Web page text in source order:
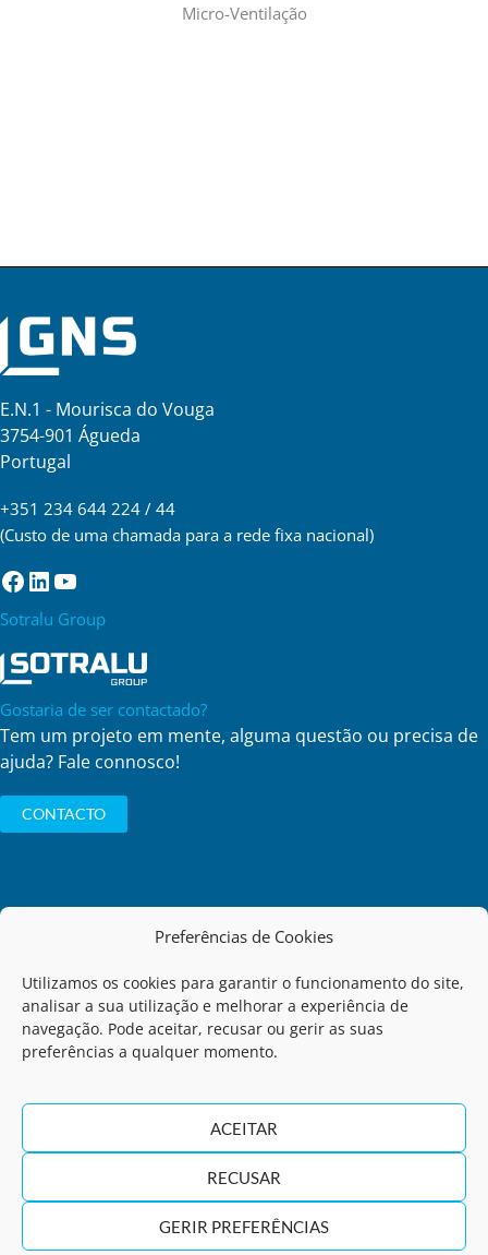
Preferências de Cookies
Utilizamos os cookies para garantir o funcionamento do site,
analisar a sua utilização e melhorar a experiência de
navegação. Pode aceitar, recusar ou gerir as suas
preferências a qualquer momento.
ACEITAR
RECUSAR
GERIR PREFERÊNCIAS
Micro-Ventilação
E.N.1 - Mourisca do Vouga
3754-901 Águeda
Portugal
+351 234 644 224 / 44
(Custo de uma chamada para a rede fixa nacional)
Facebook
LinkedIn
YouTube
Sotralu Group
Gostaria de ser contactado?
Tem um projeto em mente, alguma questão ou precisa de
ajuda? Fale connosco!
CONTACTO
Política de Privacidade
Código de Conduta
Regulamento de Comunicação de Infrações
Política de Qualidade